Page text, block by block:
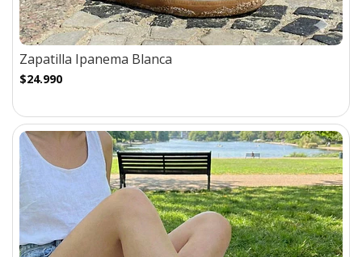
Zapatilla Ipanema Blanca
$24.990